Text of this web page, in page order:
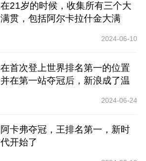
在21岁的时候，收集所有三个大
满贯，包括阿尔卡拉什金大满
2024-06-10
在首次登上世界排名第一的位置
并在第一站夺冠后，新浪成了温
2024-06-24
阿卡弗夺冠，王排名第一，新时
代开始了